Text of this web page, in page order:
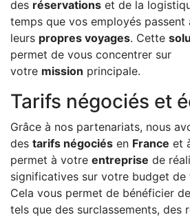
des réservations et de la
temps que vos employés passent
leurs propres voyages. Cette
permet de vous concentrer sur
votre mission principale.
Tarifs négociés et
Grâce à nos partenariats, nous
des tarifs négociés en France et
permet à votre entreprise de
significatives sur votre budget de
Cela vous permet de bénéficier
tels que des surclassements, des